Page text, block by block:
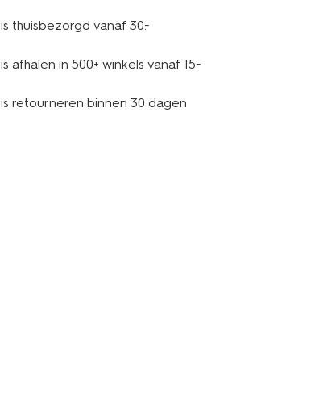
thuisbezorgd vanaf 30.-
afhalen in 500+ winkels vanaf 15.-
retourneren binnen 30 dagen